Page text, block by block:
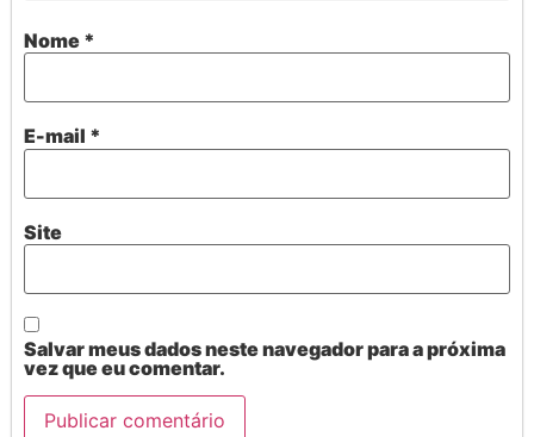
Nome *
E-mail *
Site
Salvar meus dados neste navegador para a próxima
vez que eu comentar.